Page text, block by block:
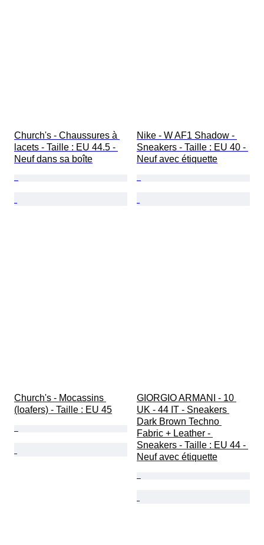
Church's - Chaussures à
lacets - Taille : EU 44.5 -
Neuf dans sa boîte
Nike - W AF1 Shadow -
Sneakers - Taille : EU 40 -
Neuf avec étiquette
Church's - Mocassins
(loafers) - Taille : EU 45
GIORGIO ARMANI - 10
UK - 44 IT - Sneakers
Dark Brown Techno
Fabric + Leather -
Sneakers - Taille : EU 44 -
Neuf avec étiquette